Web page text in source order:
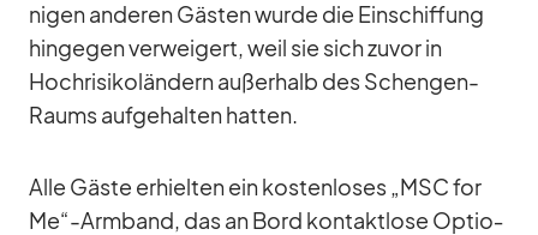
ni­gen an­de­ren Gäs­ten wurde die Ein­schif­fung
hin­ge­gen ver­wei­gert, weil sie sich zu­vor in
Hoch­ri­si­ko­län­dern au­ßer­halb des Schen­gen-
Raums auf­ge­hal­ten hat­ten.
Alle Gäste er­hiel­ten ein kos­ten­lo­ses „MSC for
Me“-Armband, das an Bord kon­takt­lose Op­tio­